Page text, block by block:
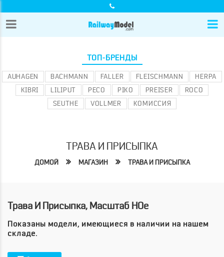
ТОП-БРЕНДЫ
AUHAGEN BACHMANN FALLER FLEISCHMANN
HERPA
KIBRI
LILIPUT PECO PIKO PREISER
ROCO
SEUTHE
VOLLMER КОМИССИЯ
ТРАВА И ПРИСЫПКА
ДОМОЙ МАГАЗИН ТРАВА И ПРИСЫПКА
Трава И Присыпка, Масштаб HOe
Показаны модели, имеющиеся в наличии на нашем
складе.